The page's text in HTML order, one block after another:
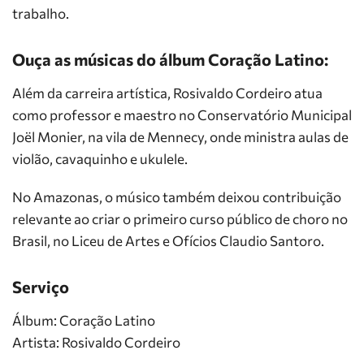
trabalho.
Ouça as músicas do álbum Coração Latino:
Além da carreira artística, Rosivaldo Cordeiro atua
como professor e maestro no Conservatório Municipal
Joël Monier, na vila de Mennecy, onde ministra aulas de
violão, cavaquinho e ukulele.
No Amazonas, o músico também deixou contribuição
relevante ao criar o primeiro curso público de choro no
Brasil, no Liceu de Artes e Ofícios Claudio Santoro.
Serviço
Álbum: Coração Latino
Artista: Rosivaldo Cordeiro